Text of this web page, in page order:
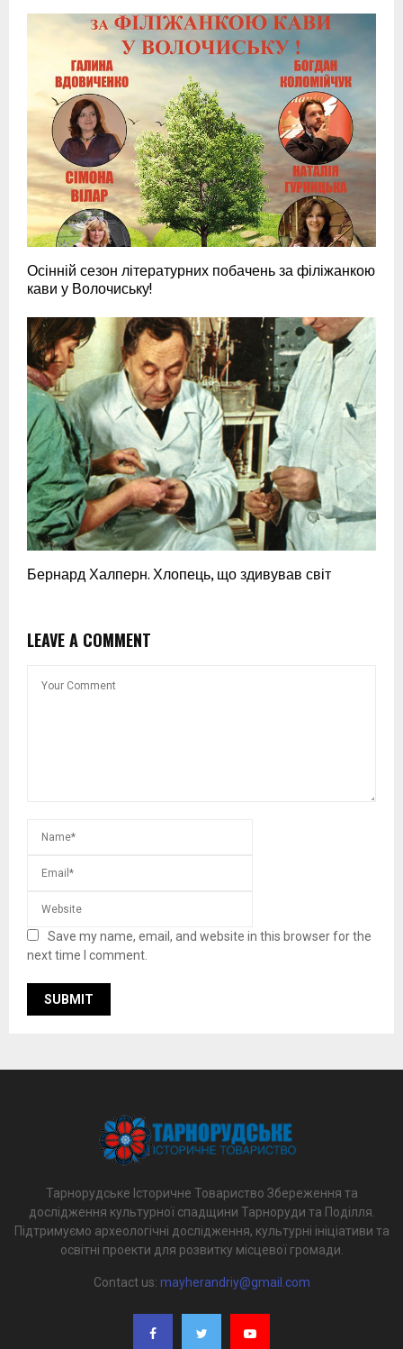
Осінній сезон літературних побачень за філіжанкою
кави у Волочиську!
Бернард Халперн. Хлопець, що здивував світ
LEAVE A COMMENT
Save my name, email, and website in this browser for the
next time I comment.
Тарнорудське Історичне Товариство Збереження та
дослідження культурної спадщини Тарноруди та Поділля.
Підтримуємо археологічні дослідження, культурні ініціативи та
освітні проекти для розвитку місцевої громади.
Contact us: mayherandriy@gmail.com